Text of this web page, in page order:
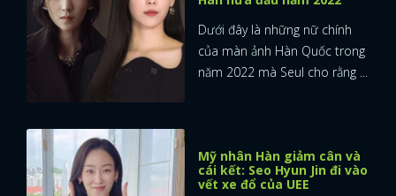
Dưới đây là những nữ chính
của màn ảnh Hàn Quốc trong
năm 2022 mà Seul cho rằng ...
Mỹ nhân Hàn giảm cân và
cái kết: Seo Hyun Jin đi vào
vết xe đổ của UEE